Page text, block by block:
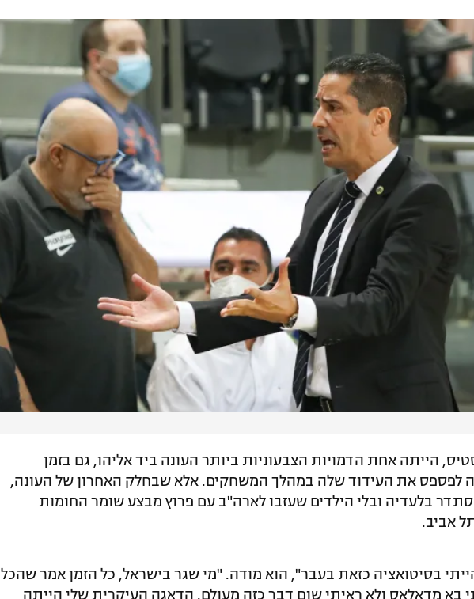
הייתה אחת הדמויות הצבעוניות ביותר העונה ביד אליהו, גם בזמן
לפספס את העידוד שלה במהלך המשחקים. אלא שבחלק האחרון של העונה,
בלעדיה ובלי הילדים שעזבו לארה"ב עם פרוץ מבצע שומר החומות
אביב.
בסיטואציה כזאת בעבר", הוא מודה. "מי שגר בישראל, כל הזמן אמר שהכל
בא מדאלאס ולא ראיתי שום דבר כזה מעולם. הדאגה העיקרית שלי הייתה